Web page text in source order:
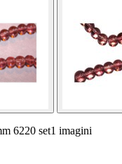
6220 set1 imagini